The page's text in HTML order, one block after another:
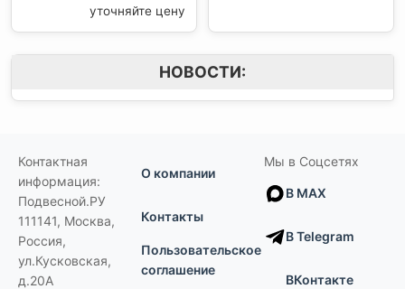
уточняйте цену
НОВОСТИ:
Контактная
информация:
Подвесной.РУ
111141, Москва,
Россия,
ул.Кусковская,
д.20А
О компании
Контакты
Пользовательское
соглашение
Мы в Соцсетях
В MAX
В Telegram
ВКонтакте